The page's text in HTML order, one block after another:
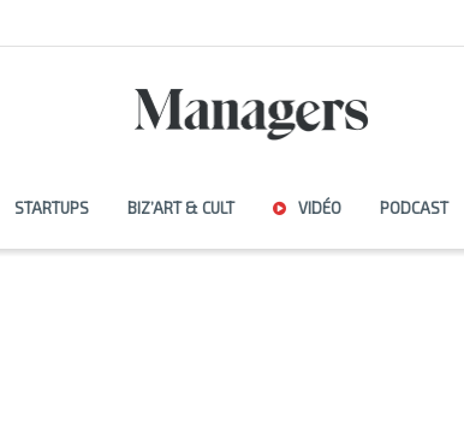
STARTUPS BIZ’ART & CULT VIDÉO PODCAST